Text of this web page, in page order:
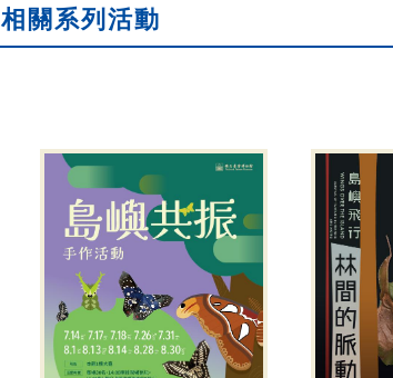
相關系列活動